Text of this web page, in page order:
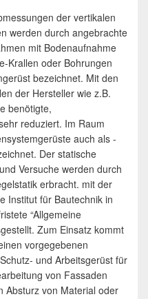
der vertikalen
werden durch angebrachte
mit Bodenaufnahme
Krallen oder Bohrungen
bezeichnet. Mit den
der Hersteller wie z.B.
benötigte,
reduziert. Im Raum
auch als -
Der statische
Versuche werden durch
erbracht. mit der
Institut für Bautechnik in
“Allgemeine
Zum Einsatz kommt
vorgegebenen
und Arbeitsgerüst für
von Fassaden
Absturz von Material oder